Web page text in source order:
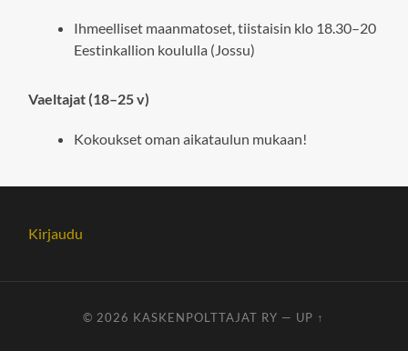
Ihmeelliset maanmatoset, tiistaisin klo 18.30–20
Eestinkallion koululla (Jossu)
Vaeltajat (18–25 v)
Kokoukset oman aikataulun mukaan!
Kirjaudu
© 2026 KASKENPOLTTAJAT RY — UP ↑